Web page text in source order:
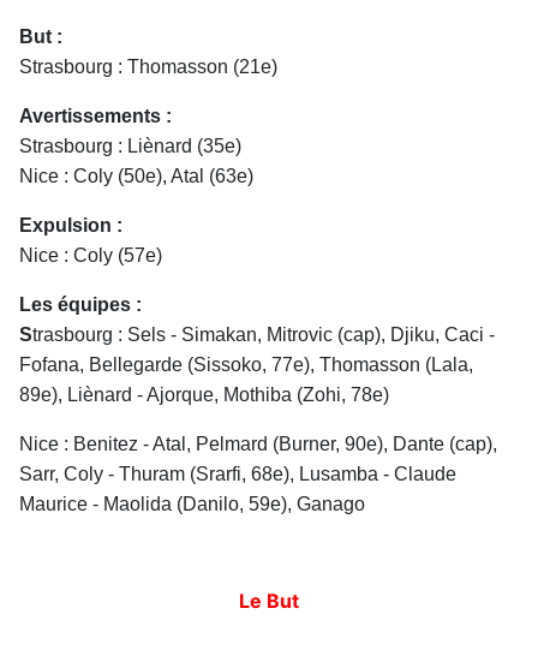
But :
Strasbourg : Thomasson (21e)
Avertissements :
Strasbourg : Liènard (35e)
Nice : Coly (50e), Atal (63e)
Expulsion :
Nice : Coly (57e)
Les équipes :
Strasbourg : Sels - Simakan, Mitrovic (cap), Djiku, Caci -
Fofana, Bellegarde (Sissoko, 77e), Thomasson (Lala,
89e), Liènard - Ajorque, Mothiba (Zohi, 78e)
Nice : Benitez - Atal, Pelmard (Burner, 90e), Dante (cap),
Sarr, Coly - Thuram (Srarfi, 68e), Lusamba - Claude
Maurice - Maolida (Danilo, 59e), Ganago
Le But